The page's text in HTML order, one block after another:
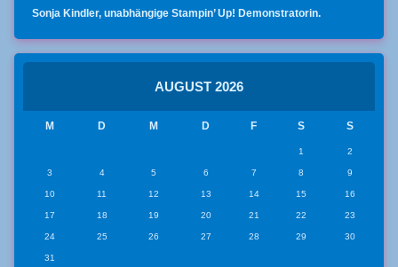
Sonja Kindler, unabhängige Stampin’ Up! Demonstratorin.
AUGUST 2026
M D M D F S S
1 2
3 4 5 6 7 8 9
10 11 12 13 14 15 16
17 18 19 20 21 22 23
24 25 26 27 28 29 30
31